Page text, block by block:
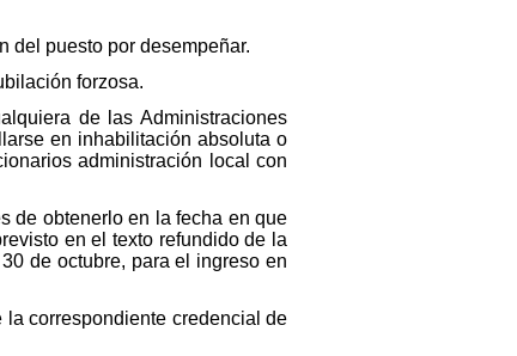
del puesto por desempeñar.
forzosa.
de las Administraciones
en inhabilitación absoluta o
administración local con
de obtenerlo en la fecha en que
en el texto refundido de la
de octubre, para el ingreso en
correspondiente credencial de